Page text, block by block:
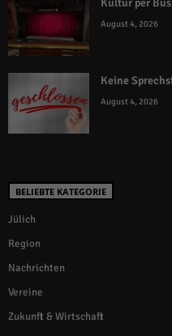
Kultur per Bus
August 4, 2026
Keine
August 4, 2026
BELIEBTE KATEGORIE
Jülich
Region
Nachrichten
Vereine
Zukunft & Wirtschaft